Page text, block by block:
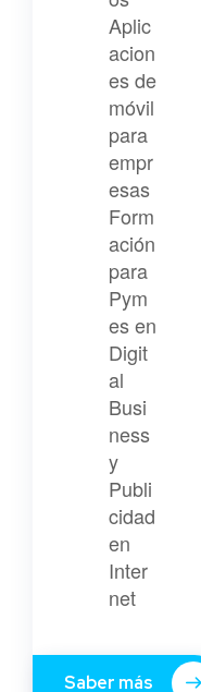
Aplic
acion
es de
móvil
para
empr
esas
Form
ación
para
Pym
es en
Digit
al
Busi
ness
y
Publi
cidad
en
Inter
net
Saber más